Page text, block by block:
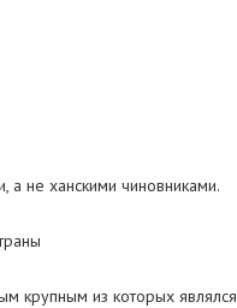
а не ханскими чиновниками.
крупным из которых являлся